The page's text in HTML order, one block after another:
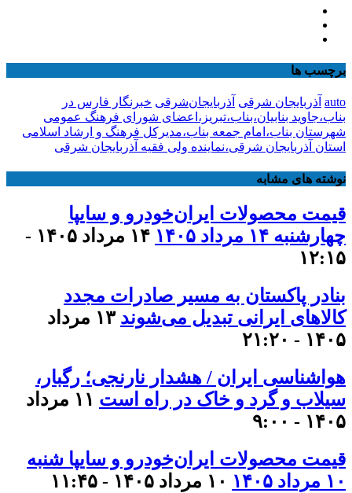
برچسب ها
auto آذربایجان شرقی آذربایجان‌شرقی خبرنگار فارس در
بناب،جاوید بنابیان،بناب،تبریز،اعضای شورای فرهنگ عمومی
شهرستان بناب،امام جمعه بناب،مدیرکل فرهنگ و ارشاد اسلامی
استان آذربایجان شرقی،نماینده ولی فقیه آذربایجان شرقی
نوشته های مشابه
قیمت محصولات ایران‌خودرو و سایپا
چهارشنبه ۱۴ مرداد ۱۴۰۵
۱۴ مرداد ۱۴۰۵ -
۱۲:۱۵
بنادر پاکستان به مسیر صادرات مجدد
کالاهای ایرانی تبدیل می‌شوند
۱۳ مرداد
۱۴۰۵ - ۲۱:۲۰
هواشناسی ایران / هشدار نارنجی؛ رگبار،
سیلاب و گرد و خاک در راه است
۱۱ مرداد
۱۴۰۵ - ۹:۰۰
قیمت محصولات ایران‌خودرو و سایپا شنبه
۱۰ مرداد ۱۴۰۵
۱۰ مرداد ۱۴۰۵ - ۱۱:۴۵